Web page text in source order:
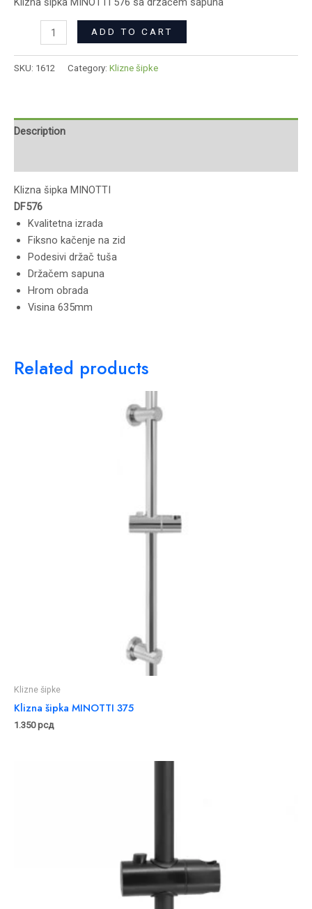
ADD TO CART
SKU: 1612 Category: Klizne šipke
Description
Klizna šipka MINOTTI
DF576
Kvalitetna izrada
Fiksno kačenje na zid
Podesivi držač tuša
Držačem sapuna
Hrom obrada
Visina 635mm
Related products
Klizne šipke
Klizna šipka MINOTTI 375
1.350рсд